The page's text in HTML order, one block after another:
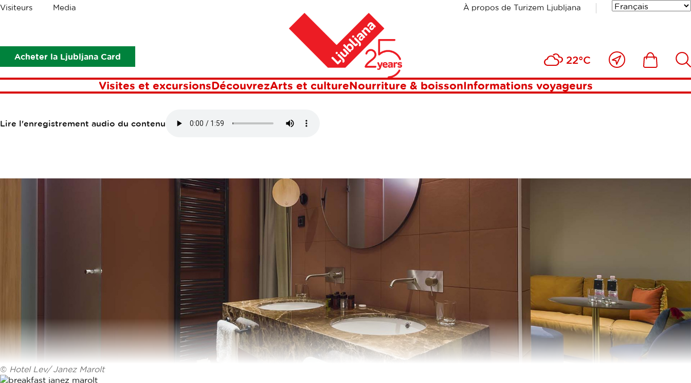
Visiteurs Media À propos de Turizem Ljubljana
Acheter la Ljubljana Card 22°C
Près
de
moi
Visites et excursionsDécouvrezArts et cultureNourriture & boissonInformations voyageurs
Les
HOTEL LEV
Lire l'enregistrement audio du contenu
© Hotel Lev/ Janez Marolt